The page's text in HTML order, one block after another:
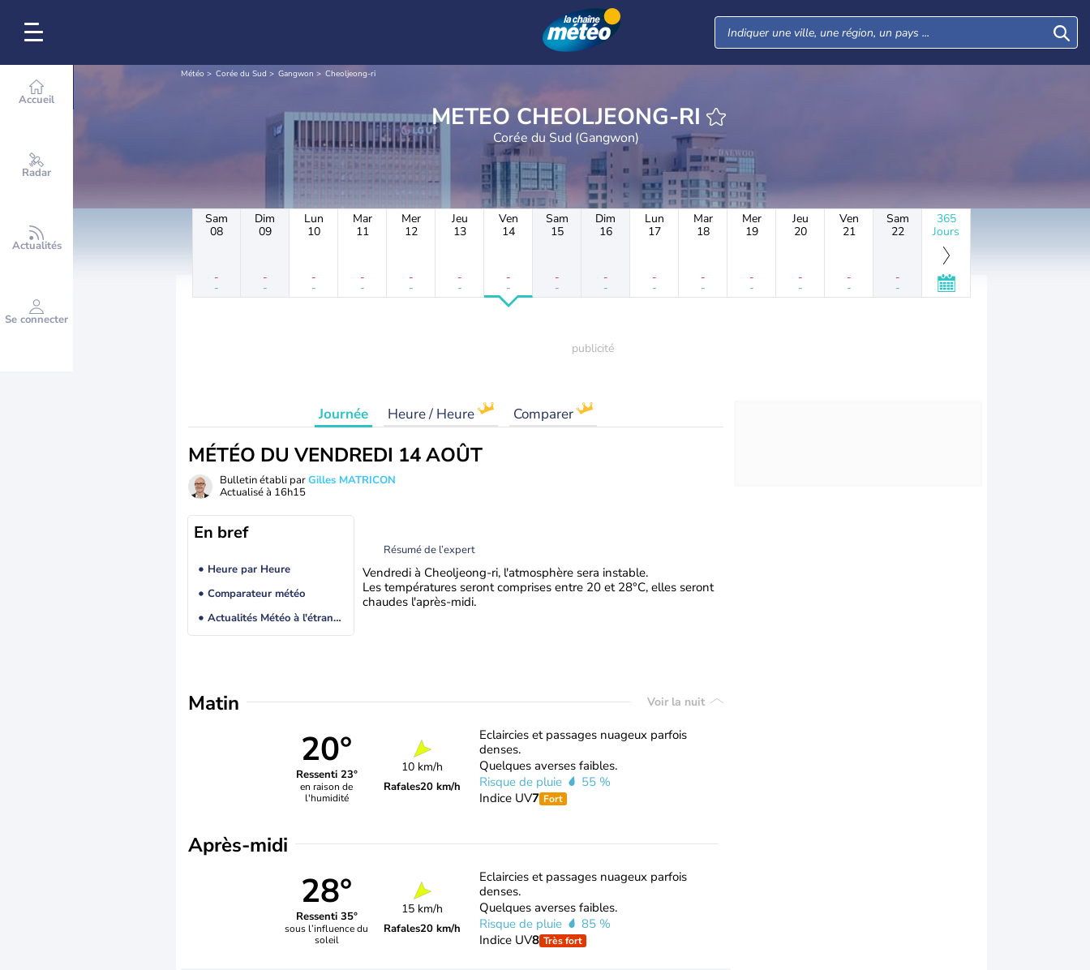
Accueil
Radar
Actualités
Se connecter
Météo Corée du Sud Gangwon Cheoljeong-ri
METEO CHEOLJEONG-RI
Corée du Sud (Gangwon)
Sam
08
-
-
Dim
09
-
-
Lun
10
-
-
Mar
11
-
-
Mer
12
-
-
Jeu
13
-
-
Ven
14
-
-
Sam
15
-
-
Dim
16
-
-
Lun
17
-
-
Mar
18
-
-
Mer
19
-
-
Jeu
20
-
-
Ven
21
-
-
Sam
22
-
-
365
Jours
Journée Heure / Heure Comparer
MÉTÉO DU VENDREDI 14 AOÛT
Bulletin établi parGilles MATRICON
Actualisé à 16h15
En bref
Heure par Heure
Comparateur météo
Actualités Météo à l'étranger
Résumé de l’expert
Vendredi à Cheoljeong-ri, l'atmosphère sera instable.
Les températures seront comprises entre 20 et 28°C, elles seront
chaudes l'après-midi.
Matin Voir la nuit
20°
Ressenti 23°
en raison de
l'humidité
10 km/h
Rafales20 km/h
Eclaircies et passages nuageux parfois
denses.
Quelques averses faibles.
Risque de pluie
55 %
Indice UV7 Fort
Après-midi
28°
Ressenti 35°
sous l’influence du
soleil
15 km/h
Rafales20 km/h
Eclaircies et passages nuageux parfois
denses.
Quelques averses faibles.
Risque de pluie
85 %
Indice UV8 Très fort